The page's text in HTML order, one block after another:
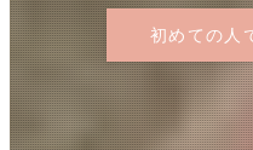
バツイ
初めての人
バツイ